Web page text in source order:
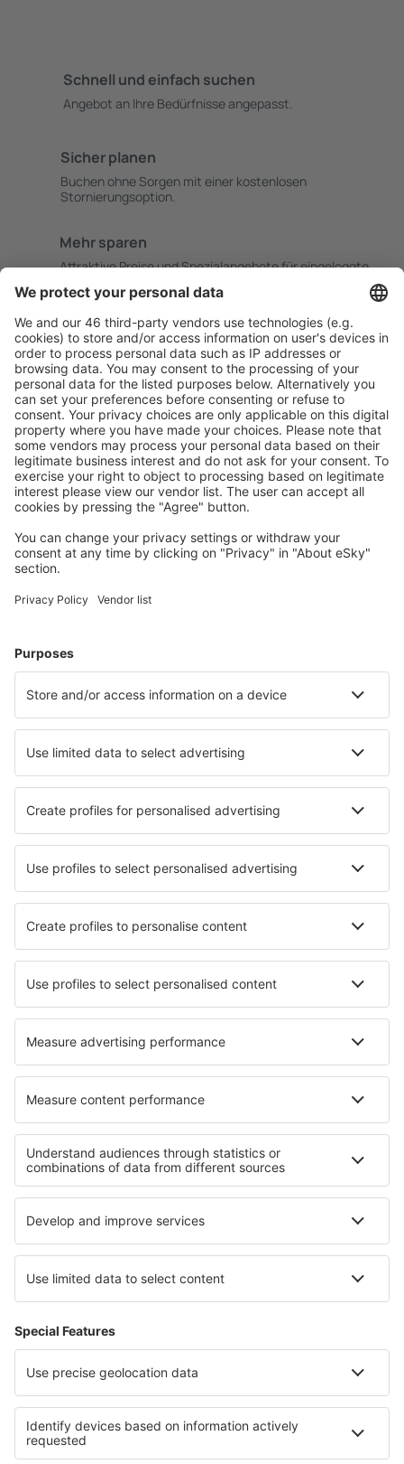
Schnell und einfach suchen
Angebot an Ihre Bedürfnisse angepasst.
Sicher planen
Buchen ohne Sorgen mit einer kostenlosen
Stornierungsoption.
Mehr sparen
Attraktive Preise und Spezialangebote für eingeloggte
Unterkünfte, die Sie mögen
Wählen Sie aus über 1,3 Millionen Unterkünften: Hotels,
Hütten, Apartments und andere.
Meist gesuchte Unterkünfte von eSky Nutzern
Unterkünfte in USA - Beliebte Städte
Unterkunft in Myrtle Beach Unterkunft in Kissimmee
Unterkunft in Sevierville Unterkunft in Panama City Beach
Unterkunft in Canyon Lake Unterkunft in Apalachicola
Die besten Unterkünfte - Städte
Unterkunft in Souvigny Unterkunft Dvorovi
Unterkunft in Ferryside Unterkunft in Corbera de Llobregat
Unterkunft Vaikaradhoo Unterkunft in Strath Tummel
Unterkunft in Villars-Colmars Unterkunft in Zschopau
Die besten Unterkünfte - Regionen
Unterkunft in Washington Unterkunft in Pensacola Beach
Unterkunft in Grand-Teton-Nationalpark
Unterkunft in Great Basin National Park
Unterkunft in Costa Calida
Unterkunft auf Tachovsko - Stribrsko
Unterkunft in Greek Islands Unterkunft Bansko province
Unterkunft in St. Moritz